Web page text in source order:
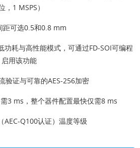
1 MSPS）
距可选0.5和0.8 mm
耗与高性能模式，可通过FD-SOI可编程
用该功能
证与可靠的AES-256加密
3 ms，整个器件配置最快仅需8 ms
AEC-Q100认证）温度等级